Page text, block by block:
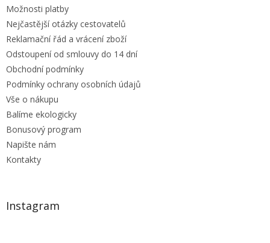
Možnosti platby
Nejčastější otázky cestovatelů
Reklamační řád a vrácení zboží
Odstoupení od smlouvy do 14 dní
Obchodní podmínky
Podmínky ochrany osobních údajů
Vše o nákupu
Balíme ekologicky
Bonusový program
Napište nám
Kontakty
Instagram